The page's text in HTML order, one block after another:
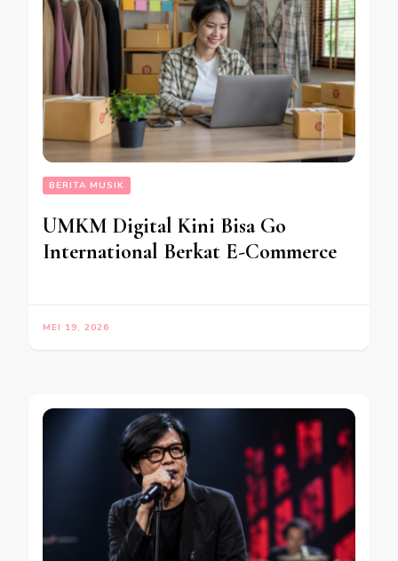
BERITA MUSIK
UMKM Digital Kini Bisa Go
International Berkat E-Commerce
MEI 19, 2026